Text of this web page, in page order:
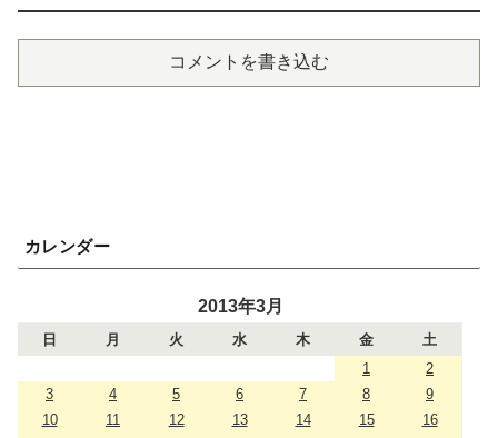
コメントを書き込む
カレンダー
2013年3月
日 月 火 水 木 金
土
1
2
3
4 5 6 7 8
9
10
11 12 13 14 15
16